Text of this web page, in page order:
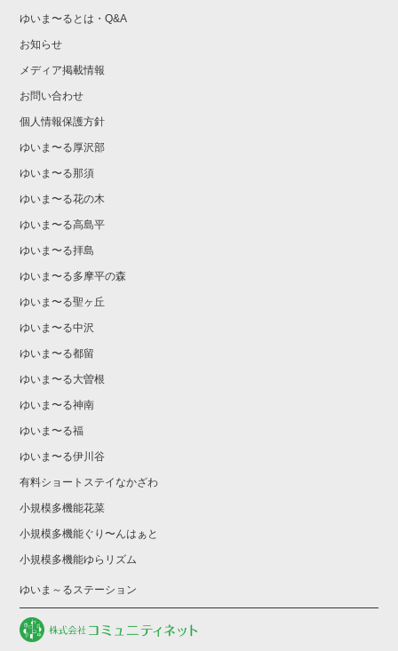
ゆいま〜るとは・Q&A
お知らせ
メディア掲載情報
お問い合わせ
個人情報保護方針
ゆいま〜る厚沢部
ゆいま〜る那須
ゆいま〜る花の木
ゆいま〜る高島平
ゆいま〜る拝島
ゆいま〜る多摩平の森
ゆいま〜る聖ヶ丘
ゆいま〜る中沢
ゆいま〜る都留
ゆいま〜る大曽根
ゆいま〜る神南
ゆいま〜る福
ゆいま〜る伊川谷
有料ショートステイなかざわ
小規模多機能花菜
小規模多機能ぐり〜んはぁと
小規模多機能ゆらリズム
ゆいま～るステーション